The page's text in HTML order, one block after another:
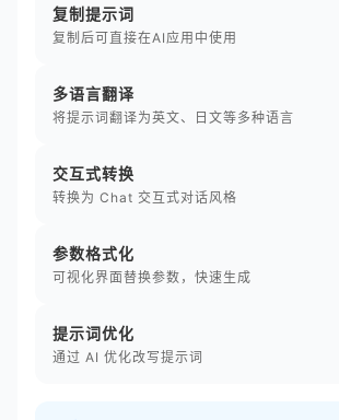
复制提示词
复制后可直接在AI应用中使用
多语言翻译
将提示词翻译为英文、日文等多种语言
交互式转换
转换为 Chat 交互式对话风格
参数格式化
可视化界面替换参数，快速生成
提示词优化
通过 AI 优化改写提示词